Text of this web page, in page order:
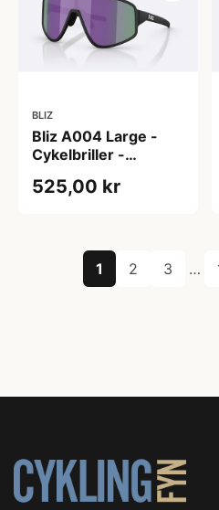
BLIZ
Bliz A004 Large -
Cykelbriller -
multi
525,00 kr
1 2 3 …